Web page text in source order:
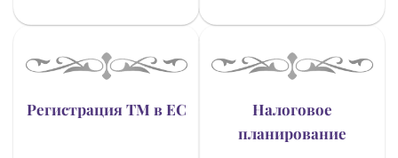
Регистрация ТМ в ЕС
Налоговое
планирование